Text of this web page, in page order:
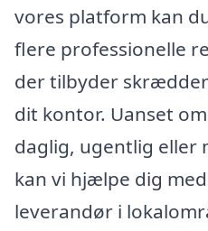
vores platform kan
flere professionelle
der tilbyder
dit kontor. Uanset
daglig, ugentlig eller
kan vi hjælpe dig
leverandør i